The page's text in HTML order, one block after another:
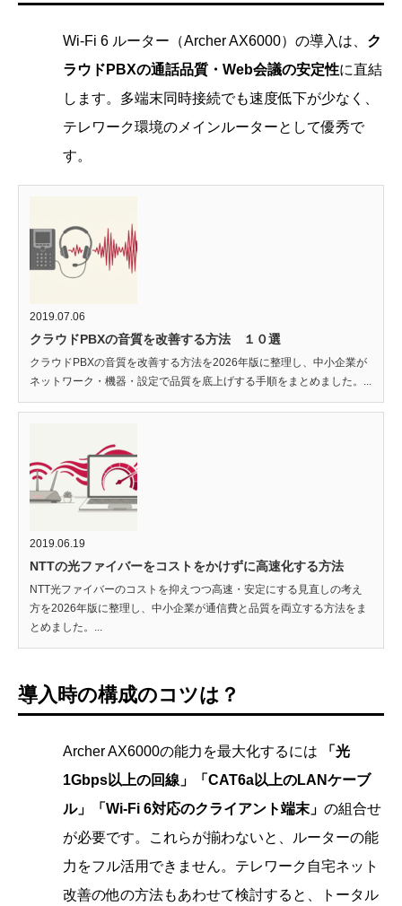
Wi-Fi 6 ルーター（Archer AX6000）の導入は、 ク
ラウドPBXの通話品質・Web会議の安定性に直結
します。多端末同時接続でも速度低下が少なく、
テレワーク環境のメインルーターとして優秀で
す。
2019.07.06
クラウドPBXの音質を改善する方法 １０選
クラウドPBXの音質を改善する方法を2026年版に整理し、中小企業が
ネットワーク・機器・設定で品質を底上げする手順をまとめました。...
2019.06.19
NTTの光ファイバーをコストをかけずに高速化する方法
NTT光ファイバーのコストを抑えつつ高速・安定にする見直しの考え
方を2026年版に整理し、中小企業が通信費と品質を両立する方法をま
とめました。...
導入時の構成のコツは？
Archer AX6000の能力を最大化するには
「光
1Gbps以上の回線」「CAT6a以上のLANケーブ
ル」「Wi-Fi 6対応のクライアント端末」 の組合せ
が必要です。これらが揃わないと、ルーターの能
力をフル活用できません。テレワーク自宅ネット
改善の他の方法もあわせて検討すると、トータル